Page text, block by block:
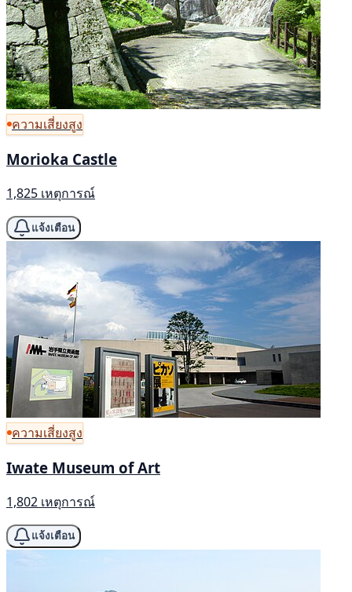
ความเสี่ยงสูง
Morioka Castle
1,825 เหตุการณ์
แจ้งเตือน
ความเสี่ยงสูง
Iwate Museum of Art
1,802 เหตุการณ์
แจ้งเตือน